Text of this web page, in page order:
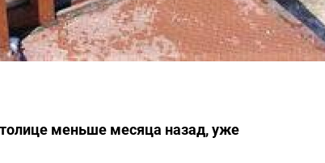
меньше месяца назад, уже